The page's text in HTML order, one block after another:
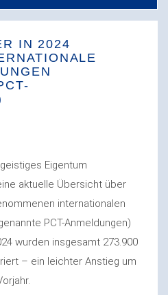
IN 2024
Eigentum
aktuelle Übersicht über
internationalen
PCT-Anmeldungen)
wurden insgesamt 273.900
– ein leichter Anstieg um